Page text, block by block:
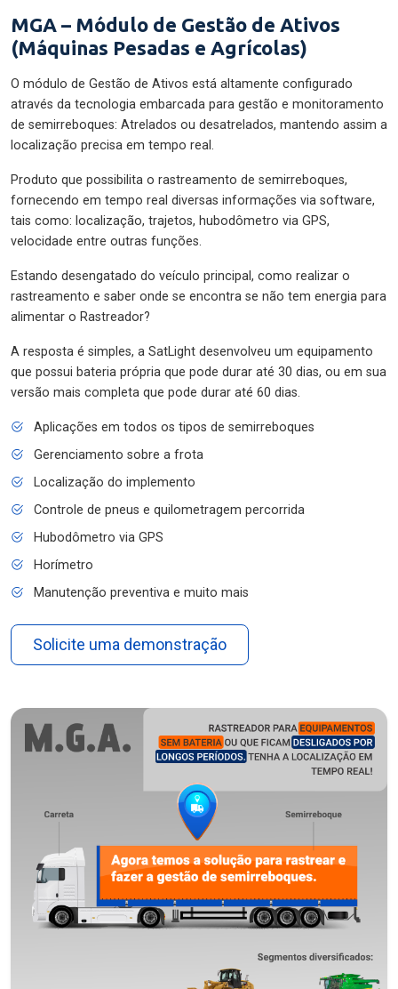
MGA – Módulo de Gestão de Ativos
(Máquinas Pesadas e Agrícolas)
O módulo de Gestão de Ativos está altamente configurado
através da tecnologia embarcada para gestão e monitoramento
de semirreboques: Atrelados ou desatrelados, mantendo assim a
localização precisa em tempo real.
Produto que possibilita o rastreamento de semirreboques,
fornecendo em tempo real diversas informações via software,
tais como: localização, trajetos, hubodômetro via GPS,
velocidade entre outras funções.
Estando desengatado do veículo principal, como realizar o
rastreamento e saber onde se encontra se não tem energia para
alimentar o Rastreador?
A resposta é simples, a SatLight desenvolveu um equipamento
que possui bateria própria que pode durar até 30 dias, ou em sua
versão mais completa que pode durar até 60 dias.
Aplicações em todos os tipos de semirreboques
Gerenciamento sobre a frota
Localização do implemento
Controle de pneus e quilometragem percorrida
Hubodômetro via GPS
Horímetro
Manutenção preventiva e muito mais
Solicite uma demonstração